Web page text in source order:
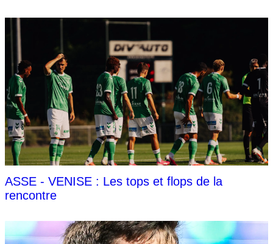
ASSE - VENISE : Les tops et flops de la
rencontre